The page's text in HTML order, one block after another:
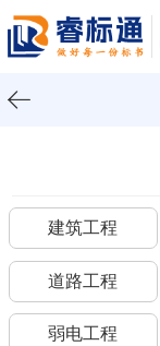
建筑工程
道路工程
弱电工程